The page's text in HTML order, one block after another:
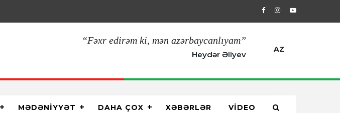
29.04.2022, 16:00 Artıq sülh
“Fəxr edirəm ki, mən azərbaycanlıyam”
Heydər Əliyev
AZ
MƏDƏNİYYƏT DAHA ÇOX XƏBƏRLƏR VİDEO